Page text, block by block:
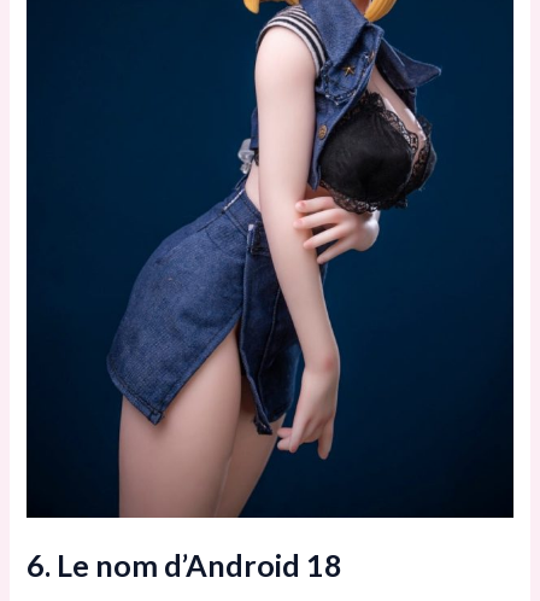
6. Le nom d’Android 18